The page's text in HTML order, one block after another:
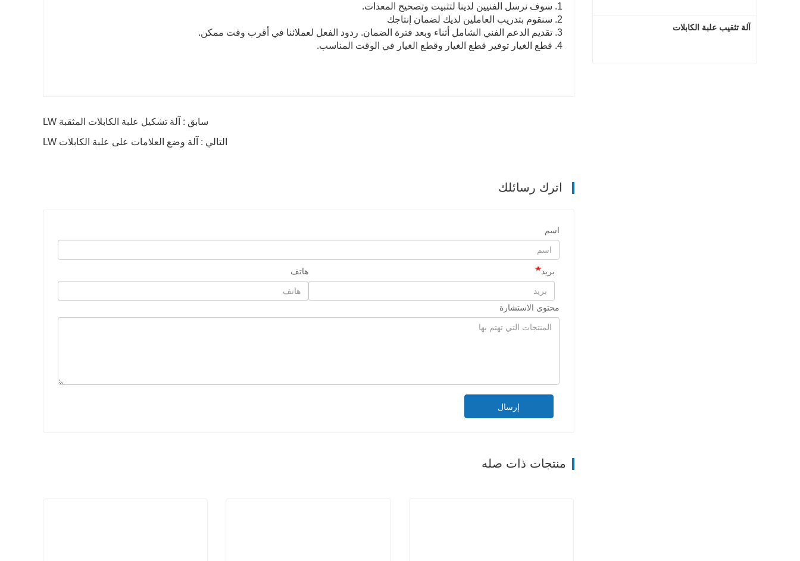
1. سوف نرسل الفنيين لدينا لتثبيت وتصحيح المعدات.
2. سنقوم بتدريب العاملين لديك لضمان إنتاجك
3. تقديم الدعم الفني الشامل أثناء وبعد فترة الضمان. ردود الفعل لعملائنا في أقرب وقت ممكن.
4. قطع الغيار توفير قطع الغيار وقطع الغيار في الوقت المناسب.
سابق : آلة تشكيل علبة الكابلات المثقبة LW
التالي : آلة وضع العلامات على علبة الكابلات LW
اترك رسائلك
اسم
بريد هاتف
محتوى الاستشارة
إرسال
منتجات ذات صله
آلة تثقيب علبة الكابلات